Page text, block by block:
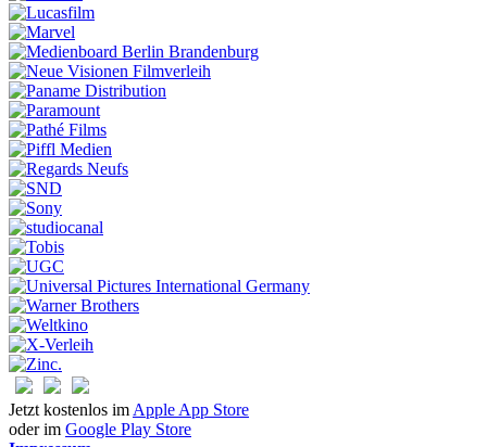
Jetzt kostenlos im Apple App Store
oder im Google Play Store